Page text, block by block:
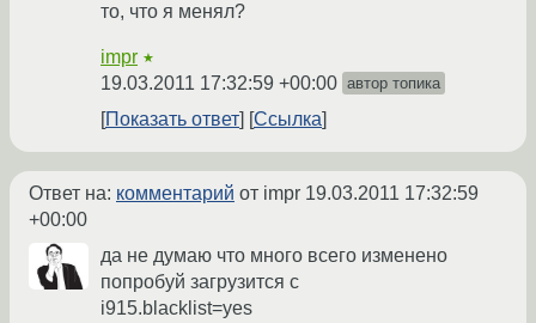
то, что я менял?
impr ★
19.03.2011 17:32:59 +00:00 автор топика
Показать ответ Ссылка
Ответ на: комментарий от impr 19.03.2011 17:32:59
+00:00
да не думаю что много всего изменено
попробуй загрузится с
i915.blacklist=yes